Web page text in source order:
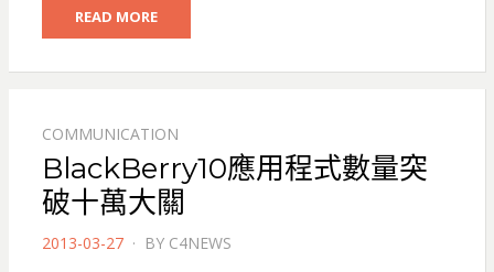
READ MORE
COMMUNICATION
BlackBerry10應用程式數量突
破十萬大關
POSTED
2013-03-27 BY C4NEWS